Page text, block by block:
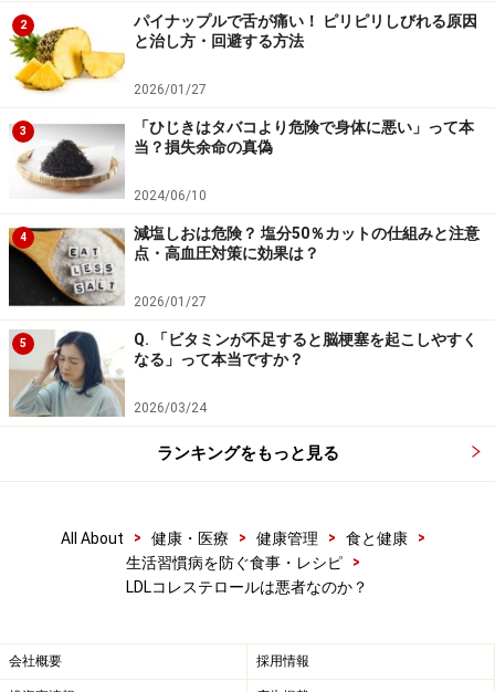
ります。
コレステロールを主に運んでいるのがHDLとLDLで、
LDLは肝臓で作られたコレステロールをカラダの各組織
に運び、これにのっているコレステロールはLDLコレス
テロールと呼ばれます。また、HDLはカラダの隅々の各
組織で余ったコレステロールを肝臓に送り返す役目で、
これに積まれたコレステロールはHDLコレステロールと
呼ばれます。
LDLコレステロールは血液中にコレステロールが増えす
ぎると動脈硬化の原因となると考えられていたので、俗
に「悪玉コレステロール」と呼ばれ、HDLコレステロー
ルは掃除役となるので「善玉コレステロール」と呼ばれ
ていますが、医学用語ではありません。
定期的にコレステロール値をチェック
血液中にある脂質のうち、LDLコレステロール値が
ロール値が40mg/dl未満のいずれかに該当すると、脂質
異常症(日本動脈硬化学会基準)です。これはあくまでス
2
パイナップルで舌が痛い！ ピリピリしびれる原因
と治し方・回避する方法
2026/01/27
3
「ひじきはタバコより危険で身体に悪い」って本
当？損失余命の真偽
2024/06/10
4
減塩しおは危険？ 塩分50％カットの仕組みと注意
点・高血圧対策に効果は？
2026/01/27
5
Q. 「ビタミンが不足すると脳梗塞を起こしやすく
なる」って本当ですか？
2026/03/24
ランキングをもっと見る
All About > 健康・医療 > 健康管理 > 食と健康
>
生活習慣病を防ぐ食事・レシピ
>
LDLコレステロールは悪者なのか？
会社概要 採用情報